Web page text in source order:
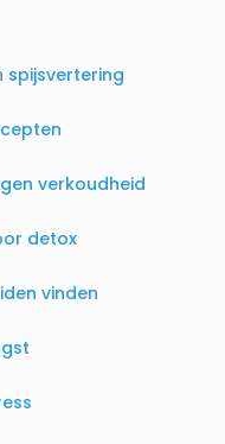
spijsvertering
verkoudheid
detox
vinden